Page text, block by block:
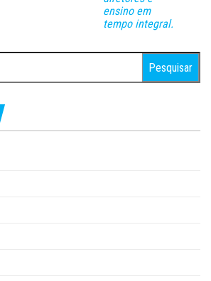
ensino em
tempo integral.